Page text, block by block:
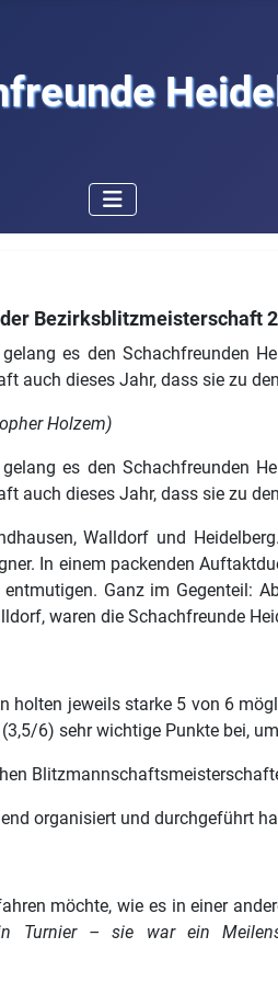
Bezirksblitzmeisterschaft
es den Schachfreunden
auch dieses Jahr, dass sie zu
Holzem)
es den Schachfreunden
auch dieses Jahr, dass sie zu
Walldorf und
In einem packenden
Ganz im Gegenteil:
waren die Schachfreunde
holten jeweils starke 5 von 6
6) sehr wichtige Punkte bei,
organisiert und durchgeführt
möchte, wie es in einer
Turnier – sie war ein